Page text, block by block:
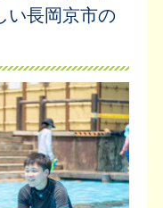
い長岡京市の